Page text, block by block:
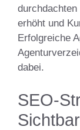
erhöht und
Erfolgreiche
dabei.
SEO-